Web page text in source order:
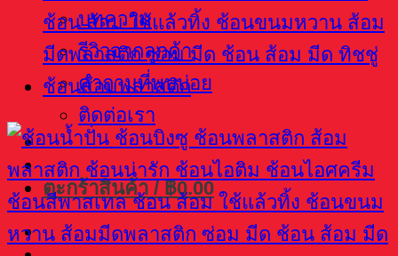
บทความ
รีวิวจากลูกค้า
คำถามที่พบบ่อย
ติดต่อเรา
ตะกร้าสินค้า / ฿0.00